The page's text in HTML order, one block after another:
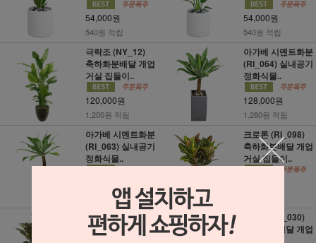
54,000원
540원 적립
54,000원
540원 적립
극락조 (NY_12)
축하화분배달 개업
거실 집들이..
120,000원
1,200원 적립
아가베 시멘트화분
(RI_064) 실내공기
정화식물..
128,000원
1,280원 적립
아가베 시멘트화분
(RI_063) 실내공기
정화식물..
1,280원 적립
크로톤 (RI_098)
축하화분배달 개업
거실 집들이..
크로톤 (RI_099)
축하화분배달 개업
녹보수 (RI_030)
축하화분배달 개업